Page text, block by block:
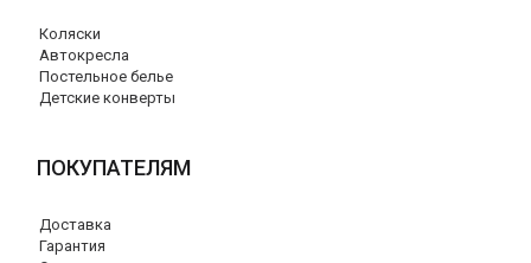
Коляски
Автокресла
Постельное белье
Детские конверты
ПОКУПАТЕЛЯМ
Доставка
Гарантия